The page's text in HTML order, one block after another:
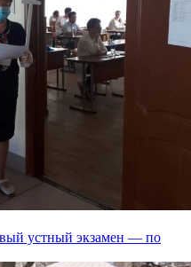
устный экзамен — по